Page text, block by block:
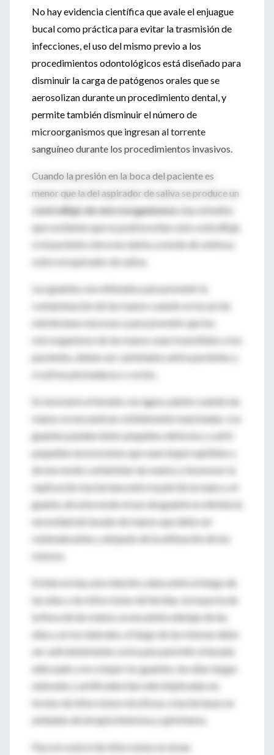
No hay evidencia científica que avale el enjuague
bucal como práctica para evitar la trasmisión de
infecciones, el uso del mismo previo a los
procedimientos odontológicos está diseñado para
disminuir la carga de patógenos orales que se
aerosolizan durante un procedimiento dental, y
permite también disminuir el número de
microorganismos que ingresan al torrente
sanguíneo durante los procedimientos invasivos.
Cuando la presión en la boca del paciente es
menor que la del aspirador de saliva se produce un
contraflujo de microorganismos , hay estudios
que sostienen que se podría evitar este contraflujo
si el paciente cierra los labios a modo de ventosa
sobre el aspirador de saliva.
Los guantes son utilizados para prevenir la
contaminación de las manos cuando se tocan las
membranas mucosas y para prevenir que los
microrganismo de las manos sean trasmitidos a los
pacientes, deben ser cambiados entre pacientes y
si sufren pinchaduras o cortes.
Es necesario el lavado con agua y jabón cuando las
manos se encuentran visiblemente manchadas. Los
guantes pueden tener pequeños defectos o sufrir
pequeñas laceraciones que sean imperceptibles y
de ese modo contaminar las manos y favorecer la
replicación bacteriana entre la piel de la mano y el
guante, de este modo el uso de guante no elimina la
necesidad de lavado de manos que debe ser
realizada antes y después de la utilización de los
mismos.
Si bien no hay una relación calara entre el largo de
las uñas y las infecciones de heridas, la mayoría de
la flora de las manos se encuentra debajo de las
uñas y en los laterales, el largo de las mismas debe
ser suficientemente corto para permitir el lavado
adecuado y no romper los guantes, las uñas largas
naturales o artificiales han sido implicadas en
brotes de infecciones micóticas y bacterianas en
unidades de terapia intensiva y quirófanos.
Para el control de infecciones en áreas